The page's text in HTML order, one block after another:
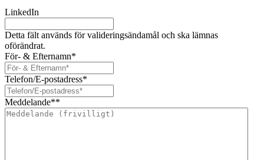
LinkedIn
Detta fält används för valideringsändamål och ska lämnas
oförändrat.
För- & Efternamn*
Telefon/E-postadress*
Meddelande**